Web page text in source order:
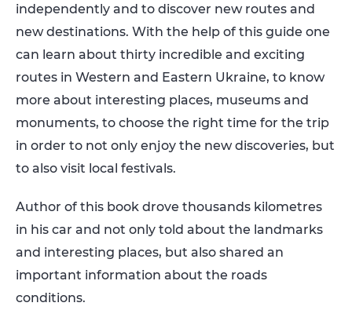
independently and to discover new routes and
new destinations. With the help of this guide one
can learn about thirty incredible and exciting
routes in Western and Eastern Ukraine, to know
more about interesting places, museums and
monuments, to choose the right time for the trip
in order to not only enjoy the new discoveries, but
to also visit local festivals.
Author of this book drove thousands kilometres
in his car and not only told about the landmarks
and interesting places, but also shared an
important information about the roads
conditions.